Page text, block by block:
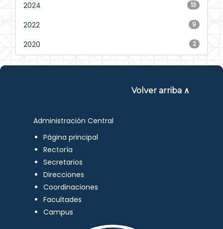
13
2024
9
2022
2
2020
Volver arriba ∧
Administración Central
Página principal
Rectoría
Secretarios
Direcciones
Coordinaciones
Facultades
Campus